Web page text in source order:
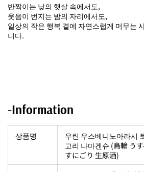
반짝이는 낮의 햇살 속에서도,
웃음이 번지는 밤의 자리에서도,
일상의 작은 행복 곁에 자연스럽게 머무는
니다.
-Information
상품명
우린 우스베니노아라시
고리 나마겐슈 (烏輪 う
すにごり 生原酒)